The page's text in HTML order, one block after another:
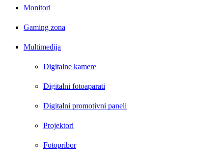
Monitori
Gaming zona
Multimedija
Digitalne kamere
Digitalni fotoaparati
Digitalni promotivni paneli
Projektori
Fotopribor